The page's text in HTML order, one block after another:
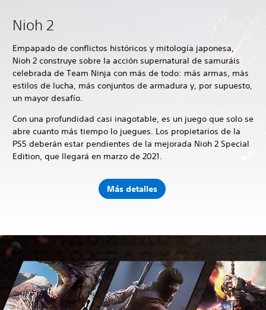
Nioh 2
Empapado de conflictos históricos y mitología japonesa,
Nioh 2 construye sobre la acción supernatural de samuráis
celebrada de Team Ninja con más de todo: más armas, más
estilos de lucha, más conjuntos de armadura y, por supuesto,
un mayor desafío.
Con una profundidad casi inagotable, es un juego que solo se
abre cuanto más tiempo lo juegues. Los propietarios de la
PS5 deberán estar pendientes de la mejorada Nioh 2 Special
Edition, que llegará en marzo de 2021.
Más detalles